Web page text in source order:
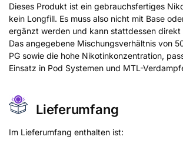
Dieses Produkt ist ein gebrauchsfertiges
kein Longfill. Es muss also nicht mit Base
ergänzt werden und kann stattdessen
Das angegebene Mischungsverhältnis von
PG sowie die hohe Nikotinkonzentration,
Einsatz in Pod Systemen und MTL-
Lieferumfang
Im Lieferumfang enthalten ist: